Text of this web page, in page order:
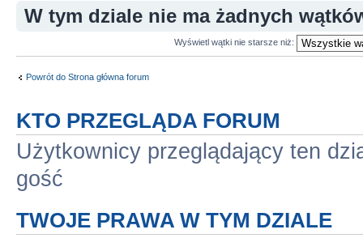
W tym dziale nie ma żadnych
Wyświetl wątki nie starsze niż:
Powrót do Strona główna forum
KTO PRZEGLĄDA FORUM
Użytkownicy przeglądający ten
gość
TWOJE PRAWA W TYM DZIALE